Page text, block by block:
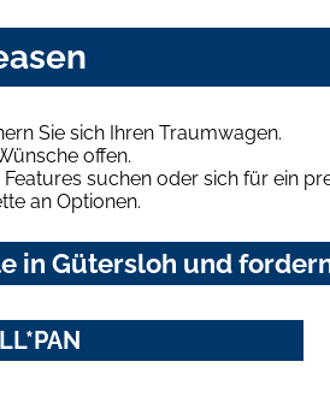
Sie sich Ihren Traumwagen.
offen.
suchen oder sich für ein
an Optionen.
in Gütersloh und